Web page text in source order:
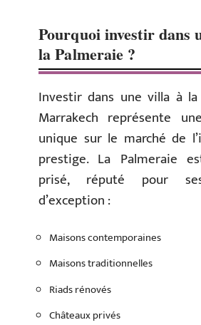
Pourquoi investir dans
la Palmeraie ?
Investir dans une villa à
Marrakech représente
unique sur le marché de
prestige. La Palmeraie
prisé, réputé pour
d’exception :
Maisons contemporaines
Maisons traditionnelles
Riads rénovés
Châteaux privés